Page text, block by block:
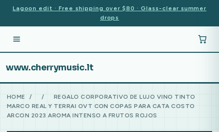
Lagoon edit · Free shipping over $80 · Glass-clear summer
drops
www.cherrymusic.lt
HOME / /
REGALO CORPORATIVO DE LUJO VINO TINTO
MARCO REAL Y TERRAI OVT CON COPAS PARA CATA COSTO
ARCON 2023 AROMA INTENSO A FRUTOS ROJOS